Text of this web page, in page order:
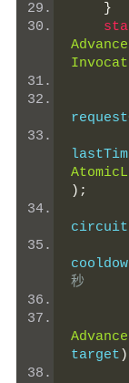
}
);
秒
target )